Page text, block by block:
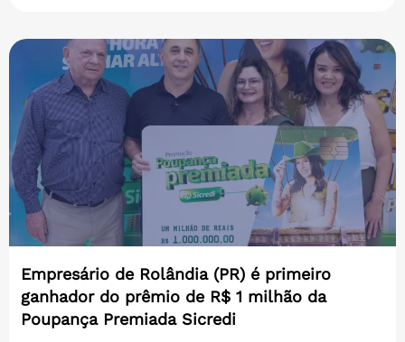
Empresário de Rolândia (PR) é primeiro
ganhador do prêmio de R$ 1 milhão da
Poupança Premiada Sicredi